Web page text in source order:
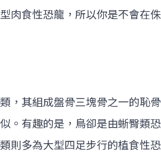
肉食性恐龍，所以你是不會在
，其組成盤骨三塊骨之一的恥
。有趣的是，鳥卻是由蜥臀類
則多為大型四足步行的植食性